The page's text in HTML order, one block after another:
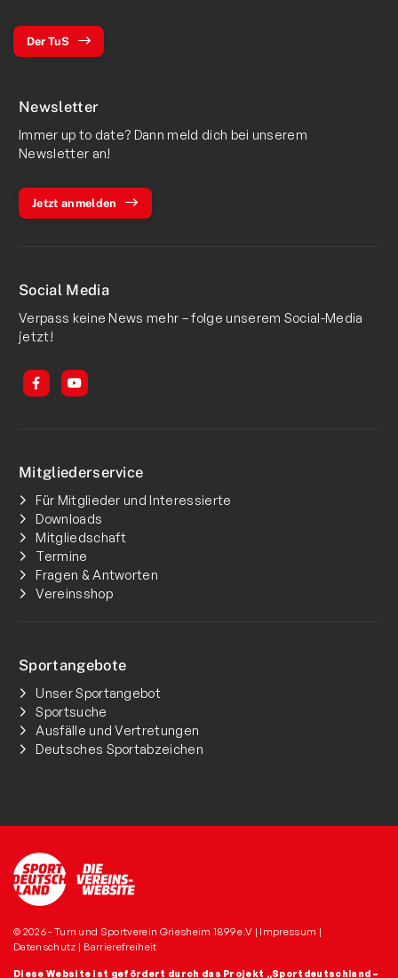
Der TuS
Newsletter
Immer up to date? Dann meld dich bei unserem
Newsletter an!
Jetzt anmelden
Social Media
Verpass keine News mehr – folge unserem Social-Media
jetzt!
Mitgliederservice
Für Mitglieder und Interessierte
Downloads
Mitgliedschaft
Termine
Fragen & Antworten
Vereinsshop
Sportangebote
Unser Sportangebot
Sportsuche
Ausfälle und Vertretungen
Deutsches Sportabzeichen
© 2026 - Turn und Sportverein Griesheim 1899 e.V | Impressum |
Datenschutz | Barrierefreiheit
Diese Website ist gefördert durch das Projekt „Sportdeutschland –